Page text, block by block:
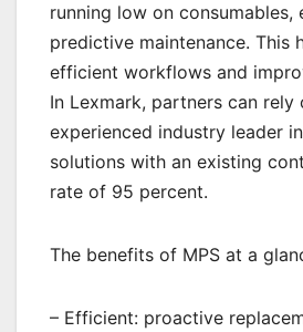
running low on consumables,
predictive maintenance. This
efficient workflows and
In Lexmark, partners can rely
experienced industry leader
solutions with an existing
rate of 95 percent.
The benefits of MPS at a
– Efficient: proactive